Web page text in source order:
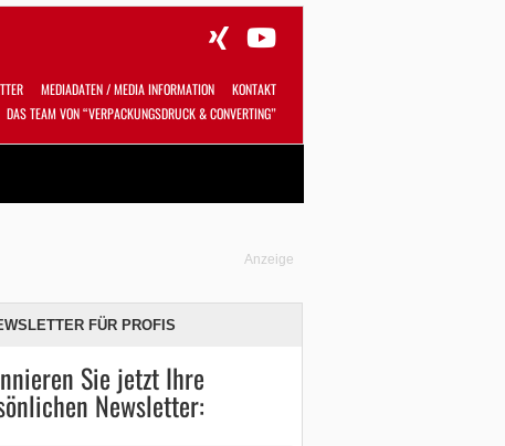
MEDIADATEN / MEDIA INFORMATION
KONTAKT
DAS TEAM VON “VERPACKUNGSDRUCK & CONVERTING”
Anzeige
FÜR PROFIS
Sie jetzt Ihre
Newsletter: